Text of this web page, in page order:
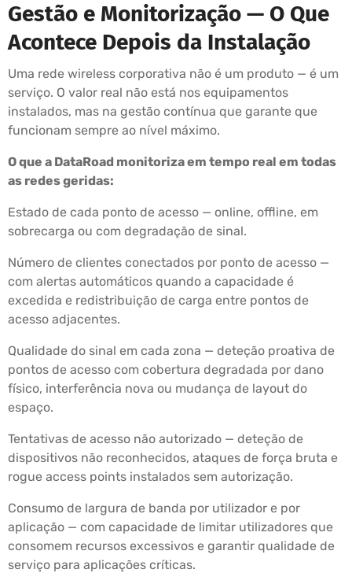
Gestão e Monitorização — O Que
Acontece Depois da Instalação
Uma rede wireless corporativa não é um produto — é um
serviço. O valor real não está nos equipamentos
instalados, mas na gestão contínua que garante que
funcionam sempre ao nível máximo.
O que a DataRoad monitoriza em tempo real em todas
as redes geridas:
Estado de cada ponto de acesso — online, offline, em
sobrecarga ou com degradação de sinal.
Número de clientes conectados por ponto de acesso —
com alertas automáticos quando a capacidade é
excedida e redistribuição de carga entre pontos de
acesso adjacentes.
Qualidade do sinal em cada zona — deteção proativa de
pontos de acesso com cobertura degradada por dano
físico, interferência nova ou mudança de layout do
espaço.
Tentativas de acesso não autorizado — deteção de
dispositivos não reconhecidos, ataques de força bruta e
rogue access points instalados sem autorização.
Consumo de largura de banda por utilizador e por
aplicação — com capacidade de limitar utilizadores que
consomem recursos excessivos e garantir qualidade de
serviço para aplicações críticas.